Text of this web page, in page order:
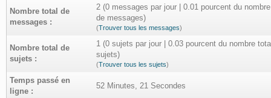
Nombre total de
messages :
2 (0 messages par jour | 0.01 pourcent du
de messages)
(Trouver tous les messages)
Nombre total de
sujets :
1 (0 sujets par jour | 0.03 pourcent du nombre
sujets)
(Trouver tous les sujets)
Temps passé en
ligne :
52 Minutes, 21 Secondes